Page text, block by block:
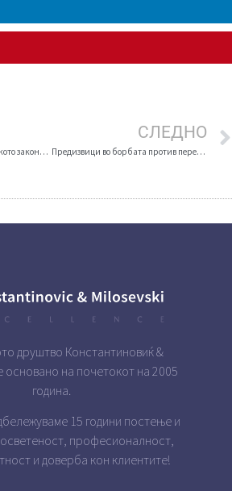
Што предвидува македонското законодавство при давање лажна изјава за задолжителна самоизолација
СЛЕДНО
Предизвици во борбата против перењето пари за време на кризата предизвикана од COVID-19
друштво Константиновиќ &
на почетокот на 2005
година.
15 години постење и
професионалност,
и доверба кон клиентите!